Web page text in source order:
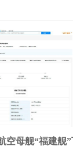
空母舰“福建舰